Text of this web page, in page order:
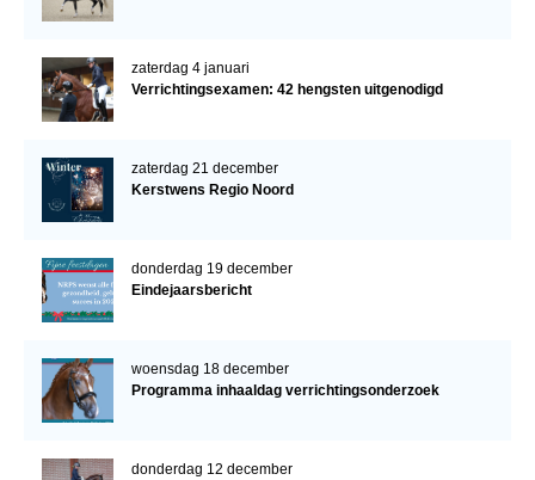
zaterdag 4 januari
Verrichtingsexamen: 42 hengsten uitgenodigd
zaterdag 21 december
Kerstwens Regio Noord
donderdag 19 december
Eindejaarsbericht
woensdag 18 december
Programma inhaaldag verrichtingsonderzoek
donderdag 12 december